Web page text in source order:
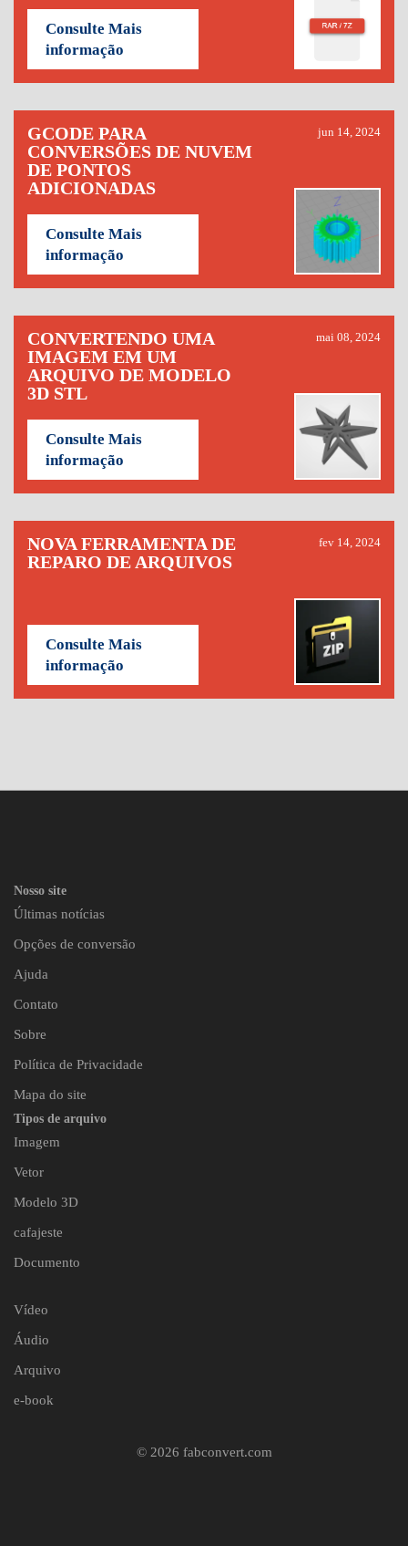
Consulte Mais
informação
GCODE PARA
CONVERSÕES DE NUVEM
DE PONTOS
ADICIONADAS
jun 14, 2024
Consulte Mais
informação
CONVERTENDO UMA
IMAGEM EM UM
ARQUIVO DE MODELO
3D STL
mai 08, 2024
Consulte Mais
informação
NOVA FERRAMENTA DE
REPARO DE ARQUIVOS
fev 14, 2024
Consulte Mais
informação
Nosso site
Últimas notícias
Opções de conversão
Ajuda
Contato
Sobre
Política de Privacidade
Mapa do site
Tipos de arquivo
Imagem
Vetor
Modelo 3D
cafajeste
Documento
Vídeo
Áudio
Arquivo
e-book
© 2026 fabconvert.com